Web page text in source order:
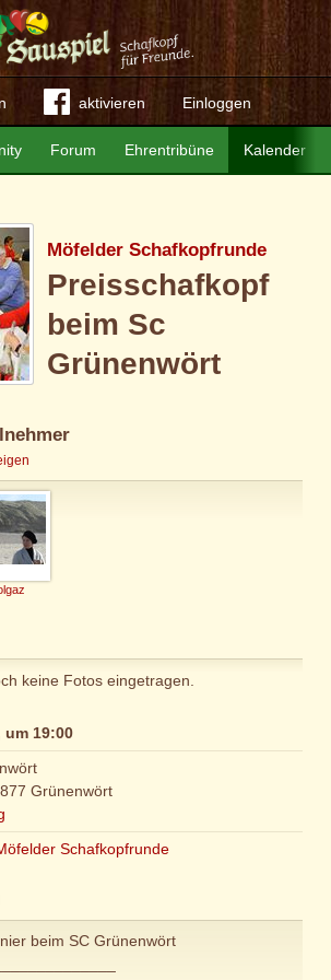
aktivieren Einloggen
Forum Ehrentribüne Kalender
Möfelder Schafkopfrunde
Preisschafkopf
beim Sc
Grünenwört
keine Fotos eingetragen.
um 19:00
Grünenwört
Schafkopfrunde
beim SC Grünenwört